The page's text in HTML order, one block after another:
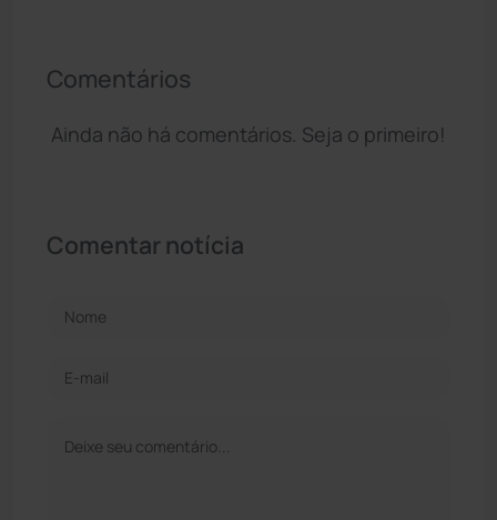
Comentários
Ainda não há comentários. Seja o primeiro!
Comentar notícia